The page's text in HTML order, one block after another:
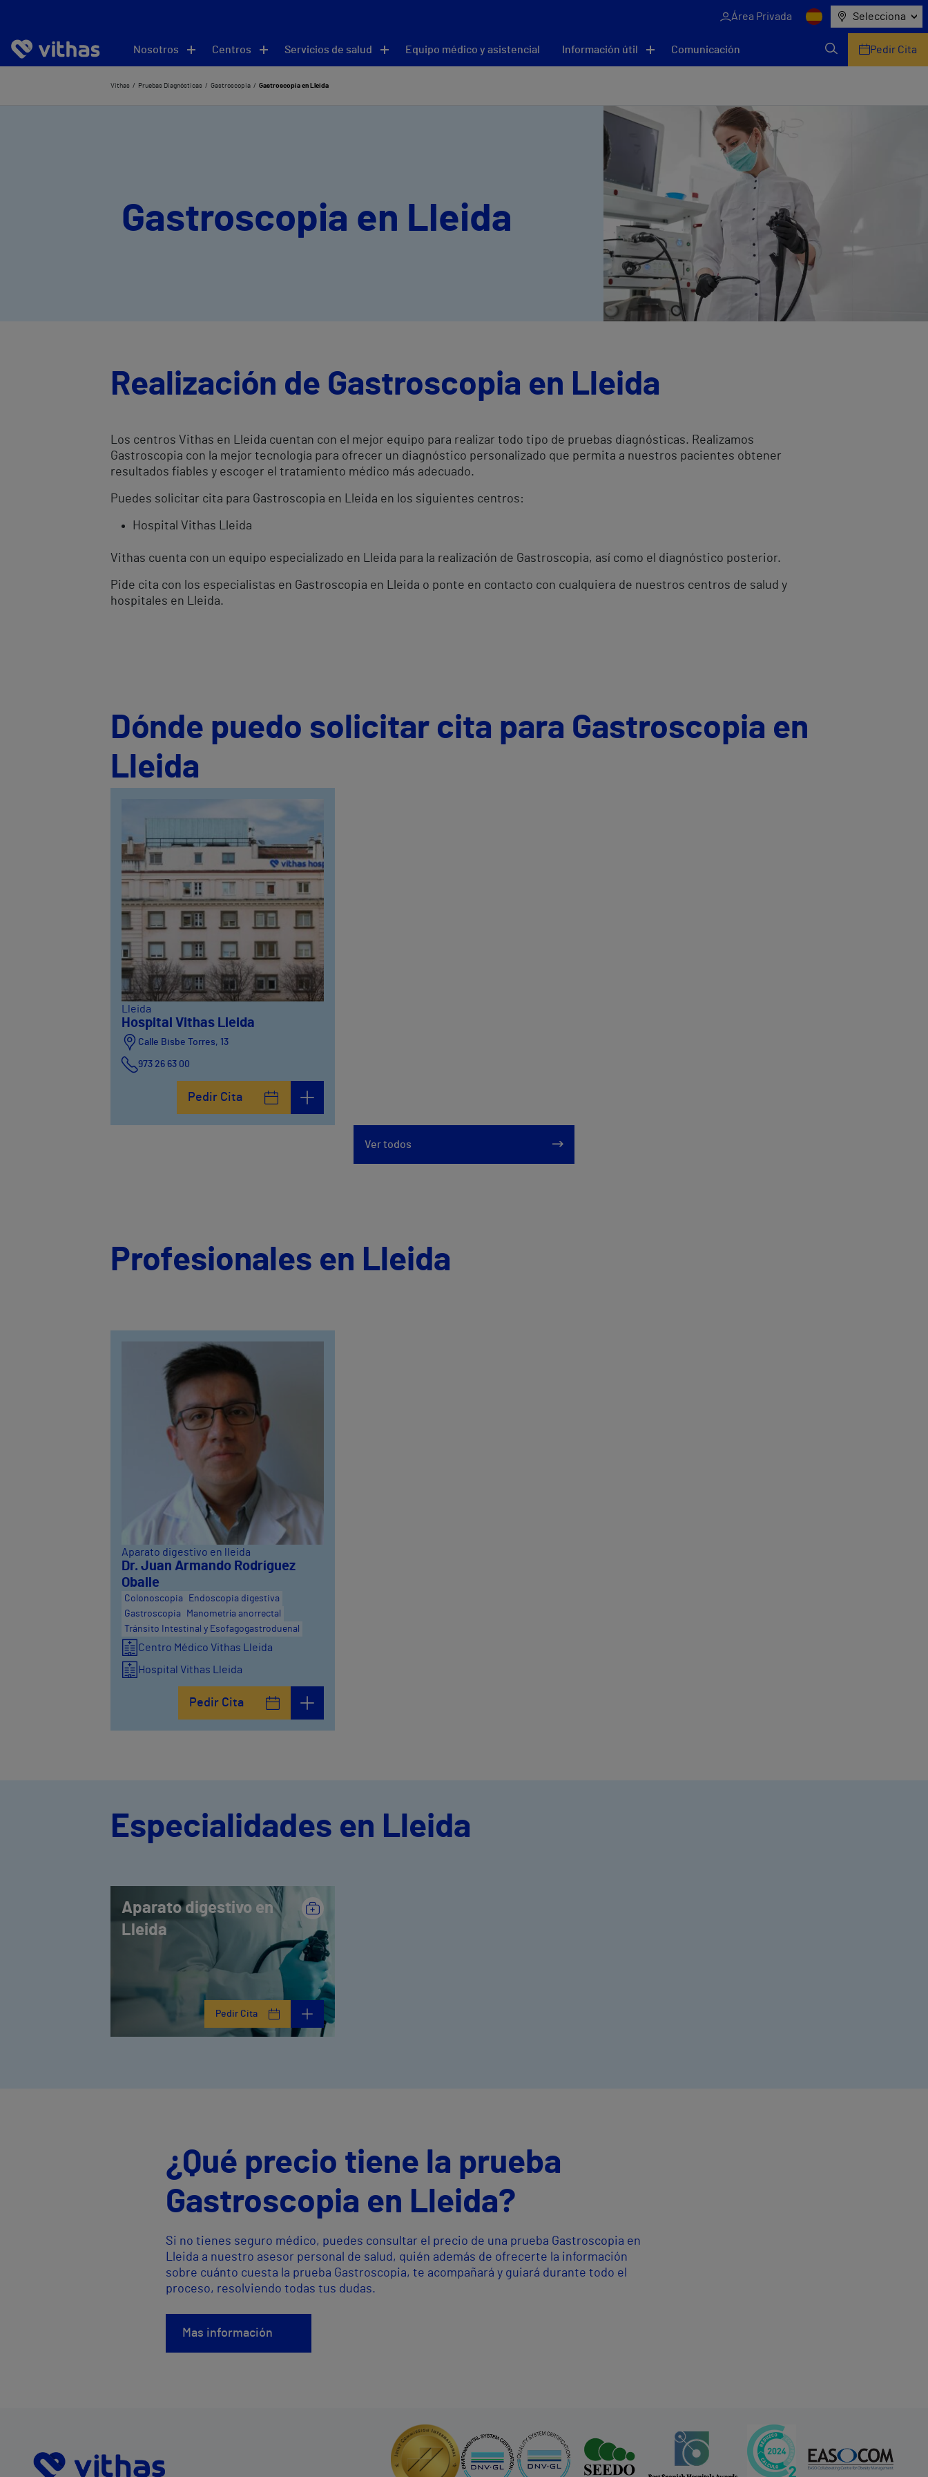
Área Privada Selecciona
Nosotros Centros Servicios de salud Equipo médico y asistencial Información útil Comunicación Pedir Cita
Vithas Pruebas Diagnósticas Gastroscopia Gastroscopia en Lleida
Gastroscopia en Lleida
Realización de Gastroscopia en Lleida
Los centros Vithas en Lleida cuentan con el mejor equipo para realizar todo tipo de pruebas diagnósticas. Realizamos
Gastroscopia con la mejor tecnología para ofrecer un diagnóstico personalizado que permita a nuestros pacientes obtener
resultados fiables y escoger el tratamiento médico más adecuado.
Puedes solicitar cita para Gastroscopia en Lleida en los siguientes centros:
Hospital Vithas Lleida
Vithas cuenta con un equipo especializado en Lleida para la realización de Gastroscopia, así como el diagnóstico posterior.
Pide cita con los especialistas en Gastroscopia en Lleida o ponte en contacto con cualquiera de nuestros centros de salud y
hospitales en Lleida.
Dónde puedo solicitar cita para Gastroscopia en
Lleida
Lleida
Hospital Vithas Lleida
Calle Bisbe Torres, 13
973 26 63 00
Pedir Cita
Ver todos
Profesionales en Lleida
Aparato digestivo en lleida
Dr. Juan Armando Rodríguez
Oballe
Colonoscopia
Endoscopia digestiva
Gastroscopia
Manometría anorrectal
Tránsito Intestinal y Esofagogastroduenal
Centro Médico Vithas Lleida
Hospital Vithas Lleida
Pedir Cita
Especialidades en Lleida
Aparato digestivo en
Lleida
Pedir Cita
¿Qué precio tiene la prueba
Gastroscopia en Lleida?
Si no tienes seguro médico, puedes consultar el precio de una prueba Gastroscopia en
Lleida a nuestro asesor personal de salud, quién además de ofrecerte la información
sobre cuánto cuesta la prueba Gastroscopia, te acompañará y guiará durante todo el
proceso, resolviendo todas tus dudas.
Mas información